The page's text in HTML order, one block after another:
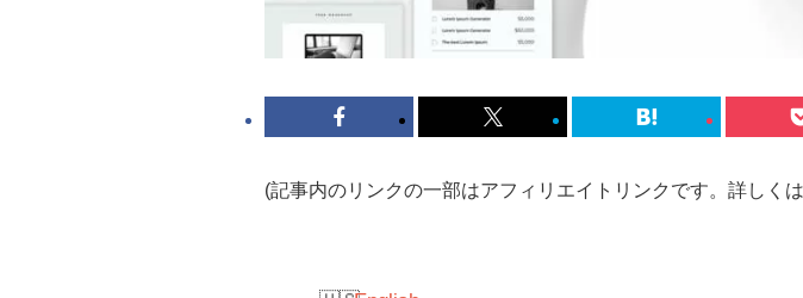
(記事内のリンクの一部はアフィリエイトリンクです。詳しくは